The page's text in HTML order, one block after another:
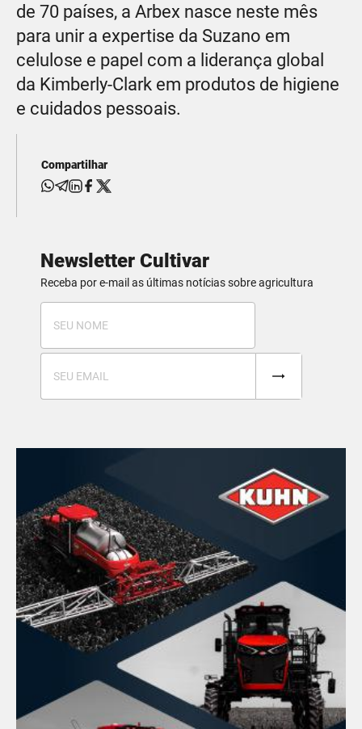
de 70 países, a Arbex nasce neste mês
para unir a expertise da Suzano em
celulose e papel com a liderança global
da Kimberly-Clark em produtos de higiene
e cuidados pessoais.
Compartilhar
Newsletter Cultivar
Receba por e-mail as últimas notícias sobre agricultura